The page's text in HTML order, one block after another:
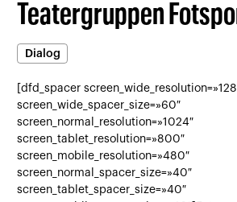
Teatergruppen
Dialog
[dfd_spacer
screen_wide_spacer_size=»60″
screen_normal_resolution=»1024″
screen_tablet_resolution=»800″
screen_mobile_resolution=»480″
screen_normal_spacer_size=»40″
screen_tablet_spacer_size=»40″